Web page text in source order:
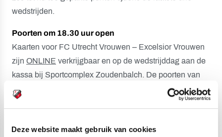
Deze website maakt gebruik van cookies
wedstrijden.
Poorten om 18.30 uur open
Kaarten voor FC Utrecht Vrouwen – Excelsior Vrouwen
zijn ONLINE verkrijgbaar en op de wedstrijddag aan de
kassa bij Sportcomplex Zoudenbalch. De poorten van
de accommodatie aan de Koningsweg gaan vrijdag om
18.30 uur open. Wie niet van de partij is, kan via
van de wedstrijd. Een samenvatting van de partij wordt,